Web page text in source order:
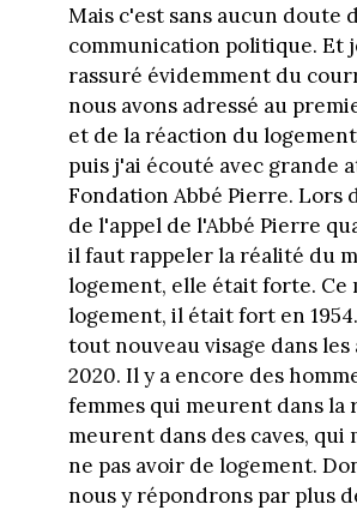
Mais c'est sans aucun doute
communication politique. Et
rassuré évidemment du
nous avons adressé au
et de la réaction du
puis j'ai écouté avec grande
Fondation Abbé Pierre. Lors
de l'appel de l'Abbé Pierre
il faut rappeler la réalité du
logement, elle était forte. Ce
logement, il était fort en
tout nouveau visage dans les
2020. Il y a encore des
femmes qui meurent dans la
meurent dans des caves, qui
ne pas avoir de logement.
nous y répondrons par plus